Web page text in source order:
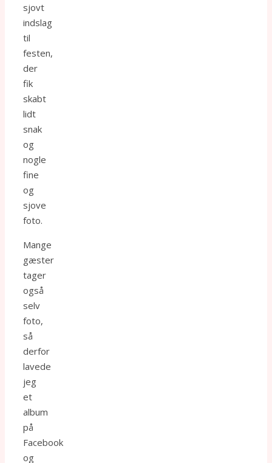
sjovt
indslag
til
festen,
der
fik
skabt
lidt
snak
og
nogle
fine
og
sjove
foto.
Mange
gæster
tager
også
selv
foto,
så
derfor
lavede
jeg
et
album
på
Facebook
og